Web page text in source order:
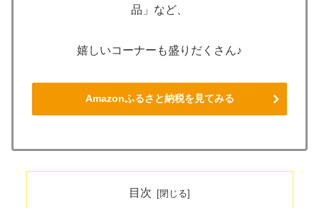
品」など、
嬉しいコーナーも盛りだくさん♪
Amazonふるさと納税を見てみる
目次